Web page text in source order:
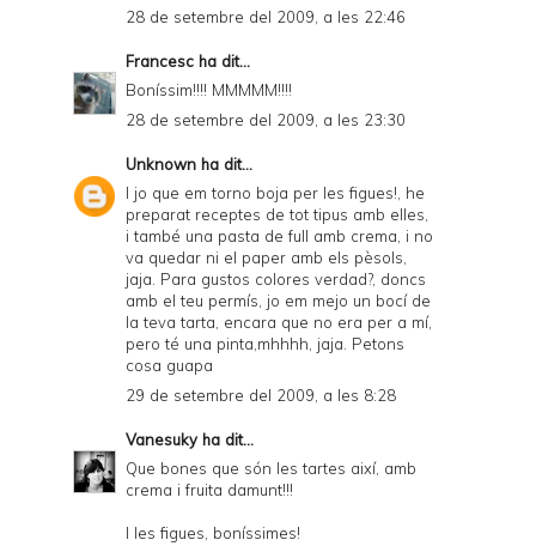
28 de setembre del 2009, a les 22:46
Francesc ha dit...
Boníssim!!!! MMMMM!!!!
28 de setembre del 2009, a les 23:30
Unknown ha dit...
I jo que em torno boja per les figues!, he
preparat receptes de tot tipus amb elles,
i també una pasta de full amb crema, i no
va quedar ni el paper amb els pèsols,
jaja. Para gustos colores verdad?, doncs
amb el teu permís, jo em mejo un bocí de
la teva tarta, encara que no era per a mí,
pero té una pinta,mhhhh, jaja. Petons
cosa guapa
29 de setembre del 2009, a les 8:28
Vanesukyha dit...
Que bones que són les tartes així, amb
crema i fruita damunt!!!
I les figues, boníssimes!